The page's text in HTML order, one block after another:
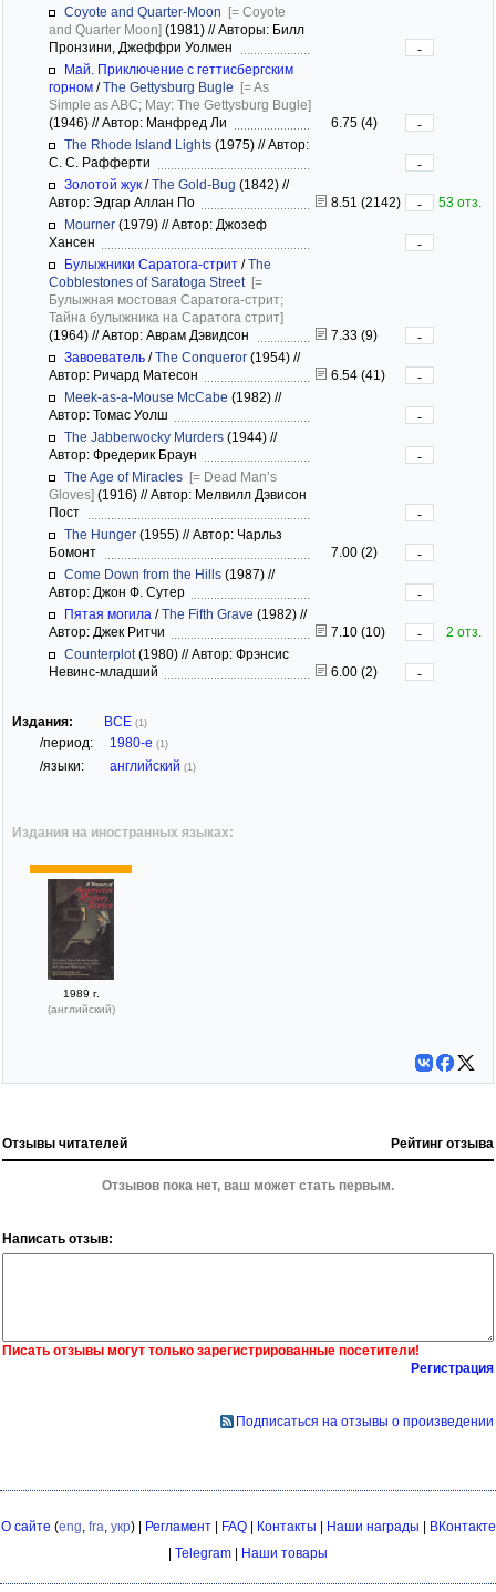
Coyote and Quarter-Moon [= Coyote
and Quarter Moon] (1981) //Авторы: Билл
Пронзини, Джеффри Уолмен
-
Май. Приключение с геттисбергским
горном /The Gettysburg Bugle [= As
Simple as ABC; May: The Gettysburg Bugle]
(1946) //Автор: Манфред Ли 6.75 (4)
-
The Rhode Island Lights (1975) //Автор:
С. С. Рафферти
-
Золотой жук /The Gold-Bug (1842) //
Автор: Эдгар Аллан По
8.51 (2142) -
53 отз.
Mourner (1979) //Автор: Джозеф
Хансен
-
Булыжники Саратога-стрит /The
Cobblestones of Saratoga Street [=
Булыжная мостовая Саратога-стрит;
Тайна булыжника на Саратога стрит]
(1964) //Автор: Аврам Дэвидсон 7.33 (9)
-
Завоеватель /The Conqueror (1954) //
Автор: Ричард Матесон
6.54 (41)
-
Meek-as-a-Mouse McCabe (1982) //
Автор: Томас Уолш
-
The Jabberwocky Murders (1944) //
Автор: Фредерик Браун
-
The Age of Miracles [= Dead Man’s
Gloves] (1916) //Автор: Мелвилл Дэвисон
Пост
-
The Hunger (1955) //Автор: Чарльз
Бомонт
7.00 (2)
-
Come Down from the Hills (1987) //
Автор: Джон Ф. Сутер
-
Пятая могила /The Fifth Grave (1982) //
Автор: Джек Ритчи
7.10 (10) -
2 отз.
Counterplot(1980) //Автор: Фрэнсис
Невинс-младший
6.00 (2) -
Издания: ВСЕ (1)
/период: 1980-е (1)
/языки: английский (1)
Издания на иностранных языках:
1989 г.
(английский)
Отзывы читателей Рейтинг отзыва
Отзывов пока нет, ваш может стать первым.
Написать отзыв:
Писать отзывы могут только зарегистрированные посетители!
Регистрация
Подписаться на отзывы о произведении
О сайте (eng fra укр) | Регламент| FAQ| Контакты | Наши награды | ВКонтакте
| Telegram | Наши товары